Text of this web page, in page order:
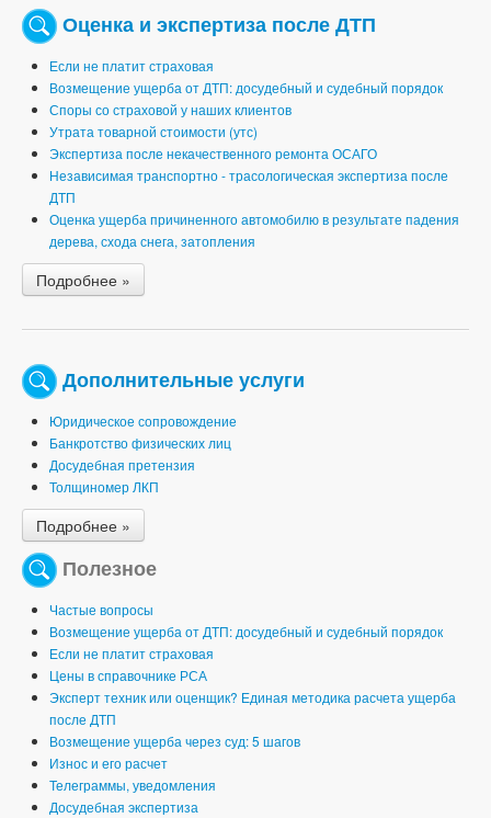
Оценка и экспертиза после ДТП
Если не платит страховая
Возмещение ущерба от ДТП: досудебный и судебный порядок
Споры со страховой у наших клиентов
Утрата товарной стоимости (утс)
Экспертиза после некачественного ремонта ОСАГО
Независимая транспортно - трасологическая экспертиза после
ДТП
Оценка ущерба причиненного автомобилю в результате падения
дерева, схода снега, затопления
Подробнее »
Дополнительные услуги
Юридическое сопровождение
Банкротство физических лиц
Досудебная претензия
Толщиномер ЛКП
Подробнее »
Полезное
Частые вопросы
Возмещение ущерба от ДТП: досудебный и судебный порядок
Если не платит страховая
Цены в справочнике РСА
Эксперт техник или оценщик? Единая методика расчета ущерба
после ДТП
Возмещение ущерба через суд: 5 шагов
Износ и его расчет
Телеграммы, уведомления
Досудебная экспертиза